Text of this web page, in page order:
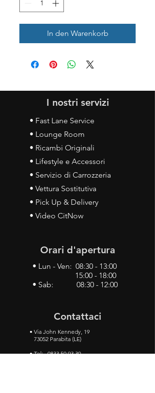
In den Warenkorb
I nostri servizi
• Fast Lane Service
• Lounge Room
• Ricambi Originali
• Lifestyle e Accessori
• Servizio di Carrozzeria
• Vettura Sostitutiva
• Pick Up & Delivery
• Video CitNow
Orari d'apertura
• Lun - Ven: 08:30 - 13:00
15:00 - 18:00
• Sab: 08:30 - 12:00
Contattaci
• Via John Kennedy, 19
73052 Parabita (LE)
• Tel:0833 50 93 30